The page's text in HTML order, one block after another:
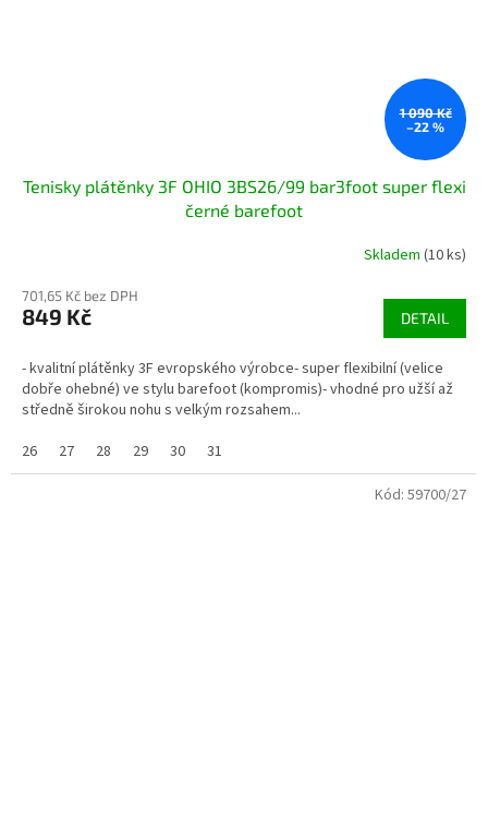
1 090 Kč
–22 %
Tenisky plátěnky 3F OHIO 3BS26/99 bar3foot super flexi
černé barefoot
Skladem (10 ks)
701,65 Kč bez DPH
849 Kč DETAIL
- kvalitní plátěnky 3F evropského výrobce- super flexibilní (velice
dobře ohebné) ve stylu barefoot (kompromis)- vhodné pro užší až
středně širokou nohu s velkým rozsahem...
26
27 28 29 30 31
Kód: 59700/27